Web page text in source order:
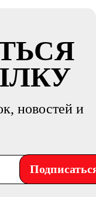
новостей и